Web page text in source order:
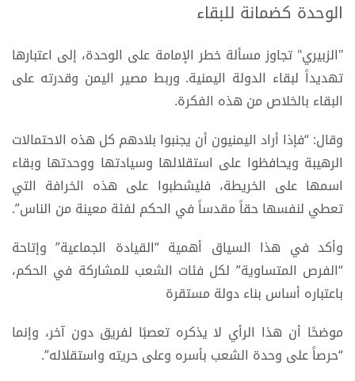
الوحدة كضمانة للبقاء
"الزبيري" تجاوز مسألة خطر الإمامة على الوحدة، إلى اعتبارها
تهديداً لبقاء الدولة اليمنية. وربط مصير اليمن وقدرته على
البقاء بالخلاص من هذه الفكرة.
وقال: “فإذا أراد اليمنيون أن يجنبوا بلادهم كل هذه الاحتمالات
الرهيبة ويحافظوا على استقلالها وسيادتها ووحدتها وبقاء
اسمها على الخريطة، فليشطبوا على هذه الخرافة التي
تعطي لنفسها حقاً مقدساً في الحكم لفئة معينة من الناس”.
وأكد في هذا السياق أهمية “القيادة الجماعية” وإتاحة
“الفرص المتساوية” لكل فئات الشعب للمشاركة في الحكم،
باعتباره أساس بناء دولة مستقرة
موضحًا أن هذا الرأي لا يذكره تعصبًا لفريق دون آخر، وإنما
“حرصاً على وحدة الشعب بأسره وعلى حريته واستقلاله”.